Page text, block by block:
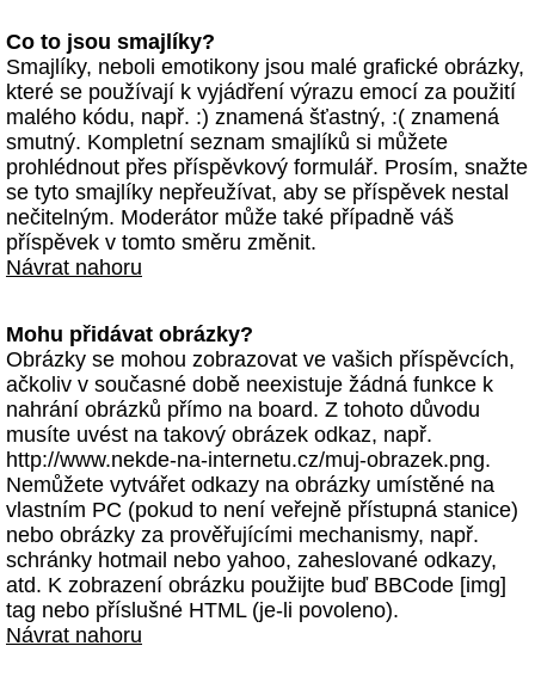
Co to jsou smajlíky?
Smajlíky, neboli emotikony jsou malé grafické obrázky,
které se používají k vyjádření výrazu emocí za použití
malého kódu, např. :) znamená šťastný, :( znamená
smutný. Kompletní seznam smajlíků si můžete
prohlédnout přes příspěvkový formulář. Prosím, snažte
se tyto smajlíky nepřeužívat, aby se příspěvek nestal
nečitelným. Moderátor může také případně váš
příspěvek v tomto směru změnit.
Návrat nahoru
Mohu přidávat obrázky?
Obrázky se mohou zobrazovat ve vašich příspěvcích,
ačkoliv v současné době neexistuje žádná funkce k
nahrání obrázků přímo na board. Z tohoto důvodu
musíte uvést na takový obrázek odkaz, např.
http://www.nekde-na-internetu.cz/muj-obrazek.png.
Nemůžete vytvářet odkazy na obrázky umístěné na
vlastním PC (pokud to není veřejně přístupná stanice)
nebo obrázky za prověřujícími mechanismy, např.
schránky hotmail nebo yahoo, zaheslované odkazy,
atd. K zobrazení obrázku použijte buď BBCode [img]
tag nebo příslušné HTML (je-li povoleno).
Návrat nahoru